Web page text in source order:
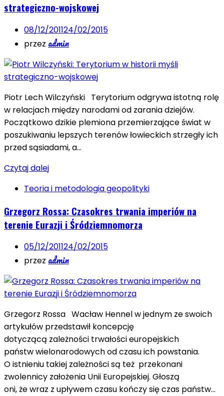
strategiczno-wojskowej
08/12/201124/02/2015
przez admin
Piotr Lech Wilczyński Terytorium odgrywa istotną rolę
w relacjach między narodami od zarania dziejów.
Początkowo dzikie plemiona przemierzające świat w
poszukiwaniu lepszych terenów łowieckich strzegły ich
przed sąsiadami, a…
Czytaj dalej
Teoria i metodologia geopolityki
Grzegorz Rossa: Czasokres trwania imperiów na
terenie Eurazji i Śródziemnomorza
05/12/201124/02/2015
przez admin
Grzegorz Rossa Wacław Hennel w jednym ze swoich
artykułów przedstawił koncepcję
dotyczącą zależności trwa­łości europejskich
państw wielonarodowych od czasu ich powstania.
O ist­nie­niu takiej zależności są też prze­ko­na­ni
zwolennicy założenia Unii Europejskiej. Głoszą
oni, że wraz z up­ływem czasu kończy się czas państw…